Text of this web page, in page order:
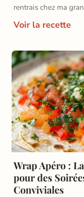
rentrais chez ma
Voir la recette
Wrap Apéro :
pour des
Conviviales